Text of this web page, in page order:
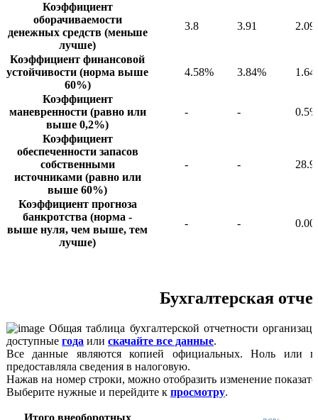
Коэффициент
оборачиваемости
денежных средств (меньше
лучше)
3.8 3.91 2.09
Коэффициент финансовой
устойчивости (норма выше
60%)
4.58% 3.84%
Коэффициент
маневренности (равно или
выше 0,2%)
- - 0.5%
Коэффициент
обеспеченности запасов
собственными
источниками (равно или
выше 60%)
- -
Коэффициент прогноза
банкротства (норма -
выше нуля, чем выше, тем
лучше)
- -
Бухгалтерская
Общая таблица бухгалтерской отчетности
доступные года или скачайте все данные.
Все данные являются копией официальных. Ноль или
предоставляла сведения в налоговую.
Нажав на номер строки, можно отобразить изменение
Выберите нужные и перейдите к просмотру.
Итого внеоборотных